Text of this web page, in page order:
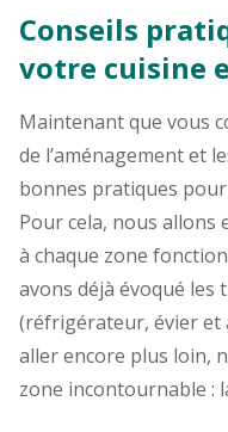
Conseils
votre cuisine
Maintenant que vous
de l’aménagement et
bonnes pratiques
Pour cela, nous allons
à chaque zone
avons déjà évoqué les
(réfrigérateur, évier et
aller encore plus loin,
zone incontournable :